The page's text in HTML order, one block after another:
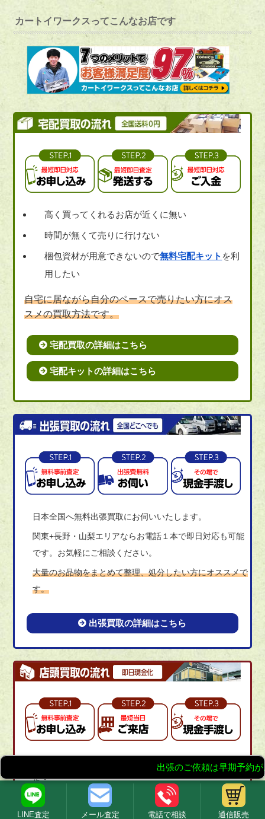
LINE査定 メール査定 電話で相談 通信販売
カートイワークスってこんなお店です
高く買ってくれるお店が近くに無い
時間が無くて売りに行けない
梱包資材が用意できないので無料宅配キット を利
用したい
自宅に居ながら自分のペースで売りたい方にオス
スメの買取方法です。
宅配買取の詳細はこちら
宅配キットの詳細はこちら
日本全国へ無料出張買取にお伺いいたします。
関東+長野・山梨エリアならお電話１本で即日対応も可能
です。お気軽にご相談ください。
大量のお品物をまとめて整理、処分したい方にオススメで
す。
出張買取の詳細はこちら
埼玉県・長野県・神奈川県・東京都の買取拠点にて当日査
定・
当日現金払いをいたします。
とにかく早く現金化したい方にオススメです。